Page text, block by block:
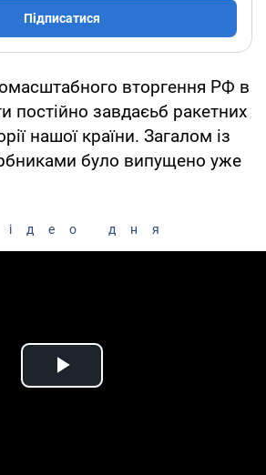
Підписатися
вторгення РФ в
постійно завдаєьб ракетних
нашої країни. Загалом із
було випущено уже
дня
Play Video